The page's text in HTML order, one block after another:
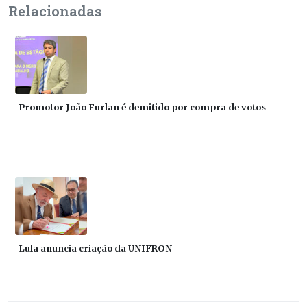
Relacionadas
Promotor João Furlan é demitido por compra de votos
Lula anuncia criação da UNIFRON